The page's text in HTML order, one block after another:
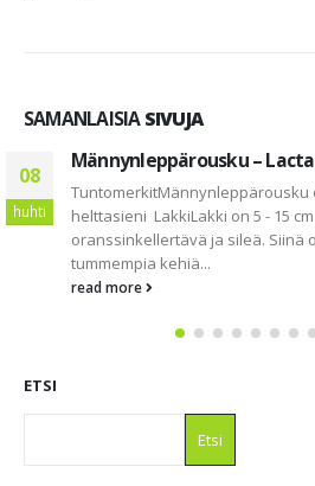
SAMANLAISIASIVUJA
08
huhti
Männynleppärousku –
TuntomerkitMännynleppärousku
helttasieni LakkiLakki on 5 - 15
oranssinkellertävä ja sileä. Siinä
tummempia kehiä...
read more
ETSI
Etsi